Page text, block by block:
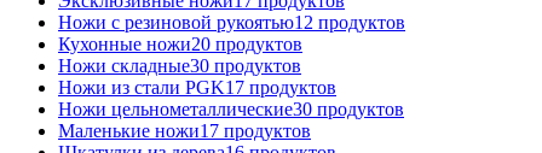
Ножи с резиновой рукоятью12 продуктов
Кухонные ножи20 продуктов
Ножи складные30 продуктов
Ножи из стали PGK17 продуктов
Ножи цельнометаллические30 продуктов
Маленькие ножи17 продуктов